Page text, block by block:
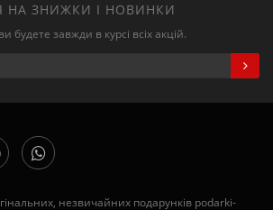
НА ЗНИЖКИ І НОВИНКИ
будете завжди в курсі всіх акцій.
незвичайних подарунків podarki-